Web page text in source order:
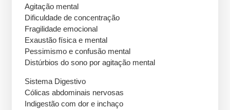
Agitação mental
Dificuldade de concentração
Fragilidade emocional
Exaustão física e mental
Pessimismo e confusão mental
Distúrbios do sono por agitação mental
Sistema Digestivo
Cólicas abdominais nervosas
Indigestão com dor e inchaço